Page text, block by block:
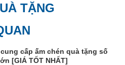
TẶNG
cấp ấm chén quà tặng số
[GIÁ TỐT NHẤT]